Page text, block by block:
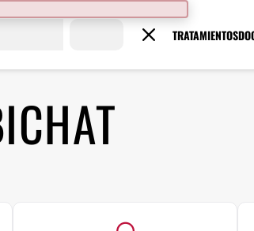
TRATAMIENTOS